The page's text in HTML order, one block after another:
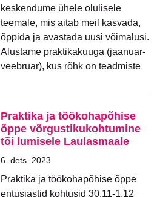
keskendume ühele olulisele
teemale, mis aitab meil kasvada,
õppida ja avastada uusi võimalusi.
Alustame praktikakuuga (jaanuar-
veebruar), kus rõhk on teadmiste
Praktika ja töökohapõhise
õppe võrgustikukohtumine
tõi lumisele Laulasmaale
6. dets. 2023
Praktika ja töökohapõhise õppe
entusiastid kohtusid 30.11-1.12